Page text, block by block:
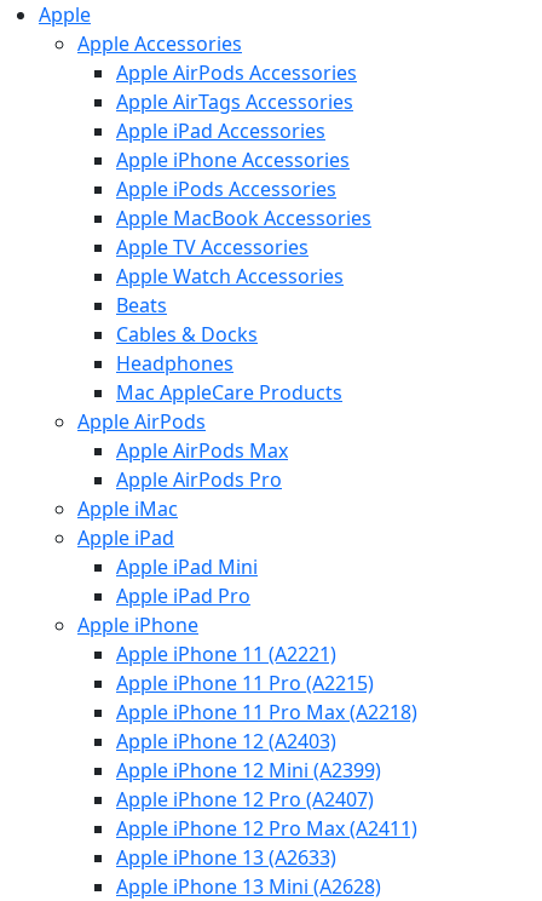
Apple
Apple Accessories
Apple AirPods Accessories
Apple AirTags Accessories
Apple iPad Accessories
Apple iPhone Accessories
Apple iPods Accessories
Apple MacBook Accessories
Apple TV Accessories
Apple Watch Accessories
Beats
Cables & Docks
Headphones
Mac AppleCare Products
Apple AirPods
Apple AirPods Max
Apple AirPods Pro
Apple iMac
Apple iPad
Apple iPad Mini
Apple iPad Pro
Apple iPhone
Apple iPhone 11 (A2221)
Apple iPhone 11 Pro (A2215)
Apple iPhone 11 Pro Max (A2218)
Apple iPhone 12 (A2403)
Apple iPhone 12 Mini (A2399)
Apple iPhone 12 Pro (A2407)
Apple iPhone 12 Pro Max (A2411)
Apple iPhone 13 (A2633)
Apple iPhone 13 Mini (A2628)